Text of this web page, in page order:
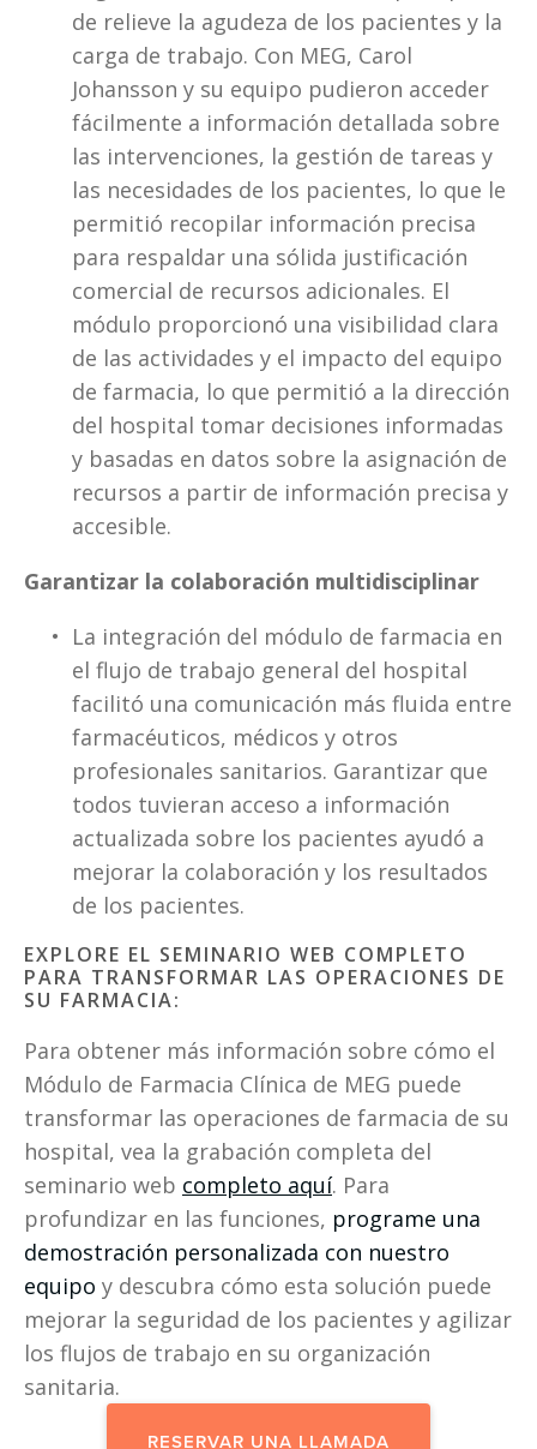
de relieve la agudeza de los pacientes y la
carga de trabajo. Con MEG, Carol
Johansson y su equipo pudieron acceder
fácilmente a información detallada sobre
las intervenciones, la gestión de tareas y
las necesidades de los pacientes, lo que le
permitió recopilar información precisa
para respaldar una sólida justificación
comercial de recursos adicionales. El
módulo proporcionó una visibilidad clara
de las actividades y el impacto del equipo
de farmacia, lo que permitió a la dirección
del hospital tomar decisiones informadas
y basadas en datos sobre la asignación de
recursos a partir de información precisa y
accesible.
Garantizar la colaboración multidisciplinar
La integración del módulo de farmacia en
el flujo de trabajo general del hospital
facilitó una comunicación más fluida entre
farmacéuticos, médicos y otros
profesionales sanitarios. Garantizar que
todos tuvieran acceso a información
actualizada sobre los pacientes ayudó a
mejorar la colaboración y los resultados
de los pacientes.
EXPLORE EL SEMINARIO WEB COMPLETO
PARA TRANSFORMAR LAS OPERACIONES DE
SU FARMACIA:
Para obtener más información sobre cómo el
Módulo de Farmacia Clínica de MEG puede
transformar las operaciones de farmacia de su
hospital, vea la grabación completa del
seminario web completo aquí. Para
profundizar en las funciones, programe una
demostración personalizada con nuestro
equipo y descubra cómo esta solución puede
mejorar la seguridad de los pacientes y agilizar
los flujos de trabajo en su organización
sanitaria.
RESERVAR UNA LLAMADA